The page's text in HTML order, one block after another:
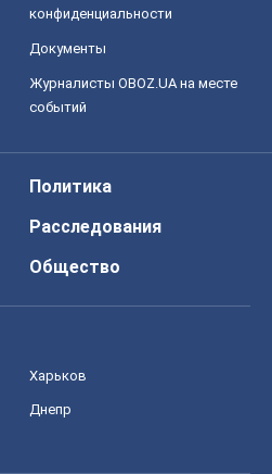
конфиденциальности
Документы
Журналисты OBOZ.UA на месте
событий
Политика
Расследования
Общество
Харьков
Днепр